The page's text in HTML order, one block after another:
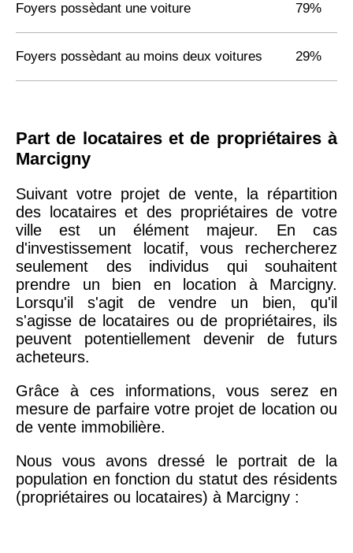
Foyers possèdant une voiture 79%
Foyers possèdant au moins deux voitures 29%
Part de locataires et de propriétaires à
Marcigny
Suivant votre projet de vente, la répartition
des locataires et des propriétaires de votre
ville est un élément majeur. En cas
d'investissement locatif, vous rechercherez
seulement des individus qui souhaitent
prendre un bien en location à Marcigny.
Lorsqu'il s'agit de vendre un bien, qu'il
s'agisse de locataires ou de propriétaires, ils
peuvent potentiellement devenir de futurs
acheteurs.
Grâce à ces informations, vous serez en
mesure de parfaire votre projet de location ou
de vente immobilière.
Nous vous avons dressé le portrait de la
population en fonction du statut des résidents
(propriétaires ou locataires) à Marcigny :